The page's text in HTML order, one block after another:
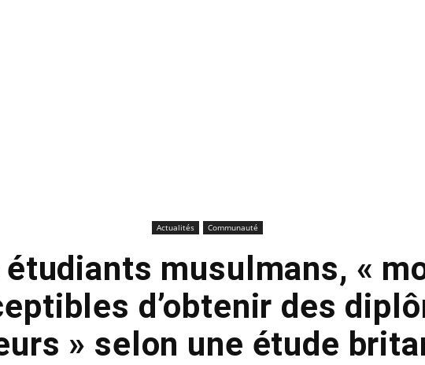
Actualités Communauté
étudiants musulmans, «
d’obtenir des
» selon une étude